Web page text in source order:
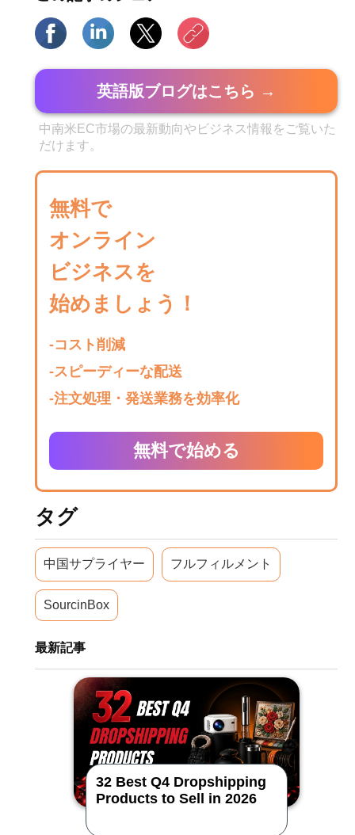
英語版ブログはこちら →
中南米EC市場の最新動向やビジネス情報をご覧いた
だけます。
無料で
オンライン
ビジネスを
始めましょう！
-コスト削減
-スピーディーな配送
-注文処理・発送業務を効率化
無料で始める
タグ
中国サプライヤー フルフィルメント
SourcinBox
最新記事
32 Best Q4 Dropshipping
Products to Sell in 2026